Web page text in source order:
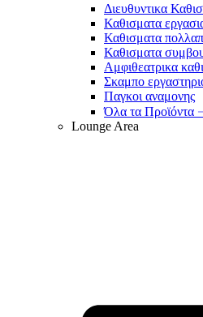
Διευθυντικα
Καθισματα
Καθισματα
Καθισματα
Αμφιθεατρικα
Σκαμπο
Παγκοι αναμονης
Όλα τα Προϊόντα
Lounge Area